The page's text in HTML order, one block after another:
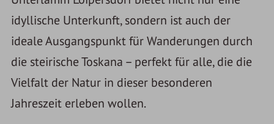
idyllische Unterkunft, sondern ist auch der
ideale Ausgangspunkt für Wanderungen durch
die steirische Toskana – perfekt für alle, die die
Vielfalt der Natur in dieser besonderen
Jahreszeit erleben wollen.